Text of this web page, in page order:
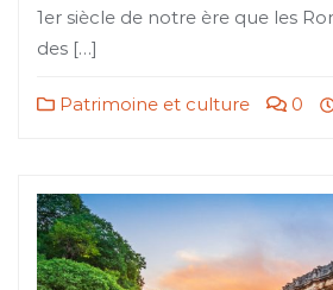
1er siècle de notre ère que les
des […]
Patrimoine et culture 0